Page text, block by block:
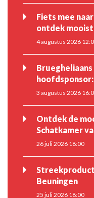
Fiets mee
ontdek
4 augustus 2026
3 augustus 2026
Ontdek de
Schatkamer
26 juli 2026 18:00
Beuningen
25 juli 2026 18:00